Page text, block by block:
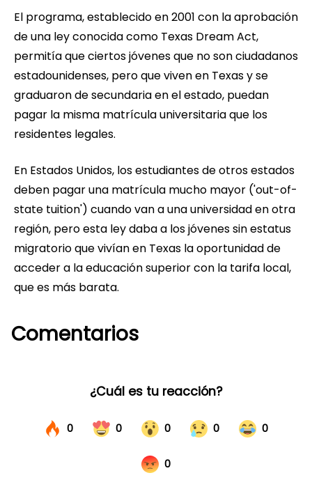
El programa, establecido en 2001 con la aprobación
de una ley conocida como Texas Dream Act,
permitía que ciertos jóvenes que no son ciudadanos
estadounidenses, pero que viven en Texas y se
graduaron de secundaria en el estado, puedan
pagar la misma matrícula universitaria que los
residentes legales.
En Estados Unidos, los estudiantes de otros estados
deben pagar una matrícula mucho mayor ('out-of-
state tuition') cuando van a una universidad en otra
región, pero esta ley daba a los jóvenes sin estatus
migratorio que vivían en Texas la oportunidad de
acceder a la educación superior con la tarifa local,
que es más barata.
Comentarios